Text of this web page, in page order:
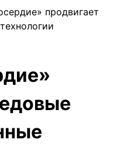
продвигает